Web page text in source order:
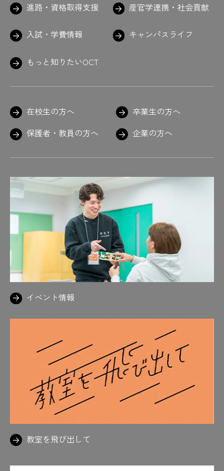
進路・資格取得支援
入試・学費情報 キャンパスライフ
産官学連携・社会貢献
もっと知りたいOCT
在校生の方へ
卒業生の方へ
保護者・教員の方へ
企業の方へ
イベント情報
教室を飛び出して